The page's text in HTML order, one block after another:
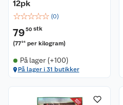
12pk
☆☆☆☆☆ (0)
7950 stk
(7794 per kilogram)
På lager (+100)
På lager i 31 butikker